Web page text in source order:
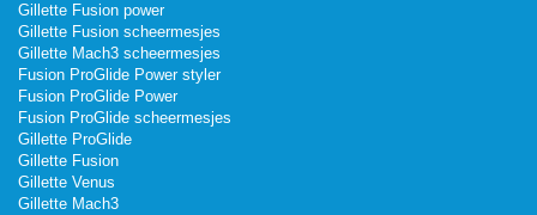
Gillette Fusion power
Gillette Fusion scheermesjes
Gillette Mach3 scheermesjes
Fusion ProGlide Power styler
Fusion ProGlide Power
Fusion ProGlide scheermesjes
Gillette ProGlide
Gillette Fusion
Gillette Venus
Gillette Mach3